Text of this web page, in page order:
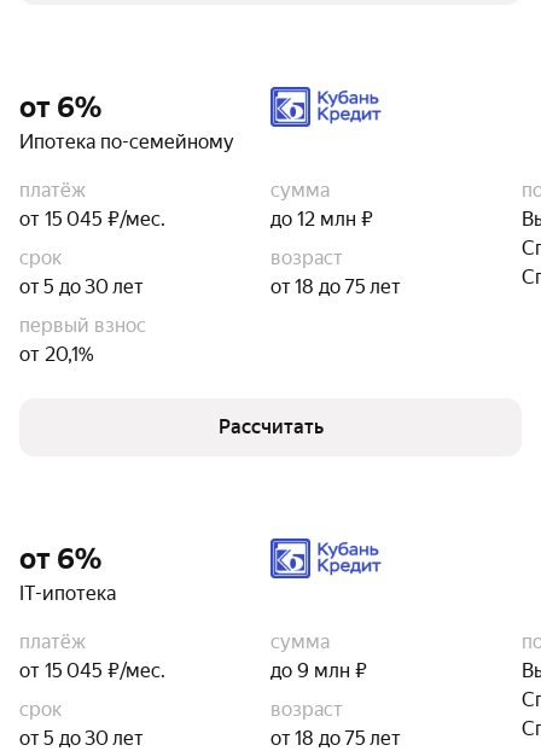
от 6%
Ипотека по-семейному
платёж
от 15 045 ₽/мес.
сумма
до 12 млн ₽
срок
от 5 до 30 лет
возраст
от 18 до 75 лет
первый взнос
от 20,1%
Рассчитать
от 6%
IT-ипотека
платёж
от 15 045 ₽/мес.
сумма
до 9 млн ₽
срок
от 5 до 30 лет
возраст
от 18 до 75 лет